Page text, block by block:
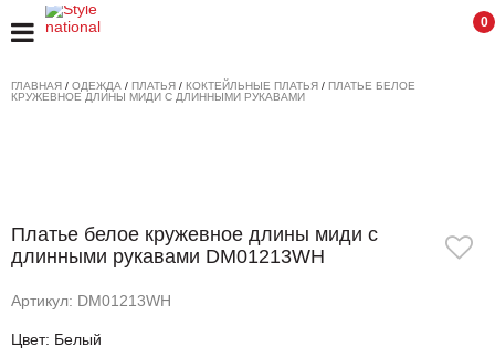
0
ГЛАВНАЯ / ОДЕЖДА / ПЛАТЬЯ / КОКТЕЙЛЬНЫЕ ПЛАТЬЯ / ПЛАТЬЕ БЕЛОЕ
КРУЖЕВНОЕ ДЛИНЫ МИДИ С ДЛИННЫМИ РУКАВАМИ
Платье белое кружевное длины миди с
длинными рукавами DM01213WH
Артикул: DM01213WH
Цвет: Белый